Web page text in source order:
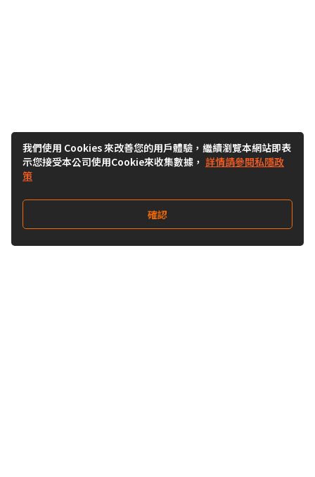
我們使用 Cookies 來改善您的用戶體驗，繼續瀏覽本網站即表
示您接受本公司使用Cookie來收集數據， 詳情請參閱私隱政
策
確認